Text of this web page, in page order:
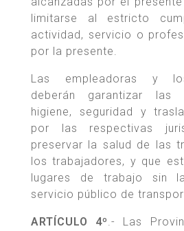
limitarse al estricto
actividad, servicio o
por la presente.
Las empleadoras y
deberán garantizar las
higiene, seguridad y
por las respectivas
preservar la salud de las
los trabajadores, y que
lugares de trabajo sin
servicio público de
ARTÍCULO 4º.- Las